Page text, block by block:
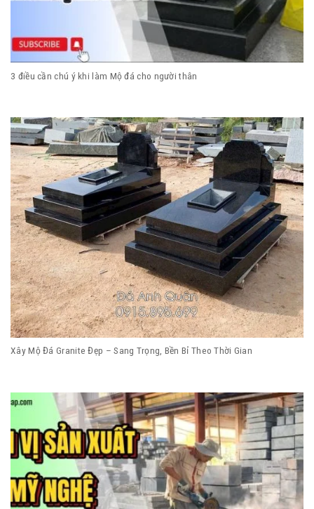
3 điều cần chú ý khi làm Mộ đá cho người thân
Xây Mộ Đá Granite Đẹp – Sang Trọng, Bền Bỉ Theo Thời Gian